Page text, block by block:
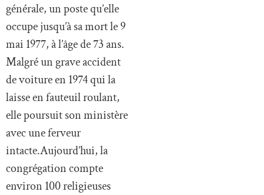
générale, un poste qu’elle
occupe jusqu’à sa mort le 9
mai 1977, à l’âge de 73 ans.
Malgré un grave accident
de voiture en 1974 qui la
laisse en fauteuil roulant,
elle poursuit son ministère
avec une ferveur
intacte.Aujourd’hui, la
congrégation compte
environ 100 religieuses